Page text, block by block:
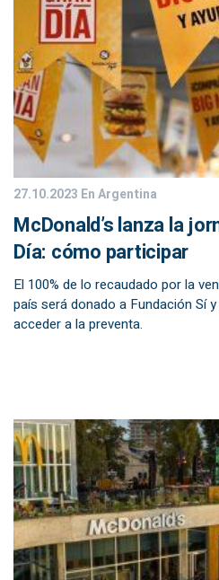
27.10.2023 En Argentina
McDonald’s lanza la
Día: cómo participar
El 100% de lo recaudado por la
país será donado a Fundación Sí
acceder a la preventa.